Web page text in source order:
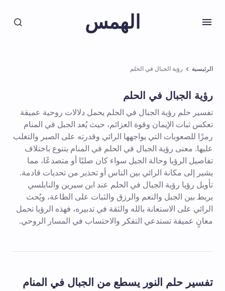
الهمس
الرئيسية رؤية الجبال في الحلم
رؤية الجبال في الحلم
تفسير حلم رؤية الجبال في الحلم يحمل دلالات روحية عميقة
تعكس ثبات الإيمان وقوة العزائم، حيث يُعد الجبل في المنام
رمزًا للصعوبات التي يواجهها الرائي وقدرته على الصبر والتغلب
عليها. معنى رؤية الجبال في الحلم في المنام يتنوع باختلاف
تفاصيل الرؤيا وحالة الجبل سواء كان صلبًا أو متصدعًا، مما
يشير إلى مكانة الرائي بين الناس أو تحذير من تحديات قادمة.
تأويل رؤيا رؤية الجبال في الحلم عند ابن سيرين والنابلسي
يربط بين الجبل والنعم والرزق والثبات على الطاعة، ويُحث
الرائي على الاستعانة بالله والثقة في تدبيره، فهذه الرؤيا تحمل
معانٍ عميقة تستدعي التفكر والاحتساب في المسار الروحي.
تفسير حلم النور يسطع من الجبال في المنام